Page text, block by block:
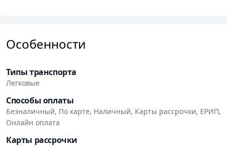
есть в Беларуси
Сократить время, которое люди тратят на покупку
честных консультантов
Организовать доставку по всей стране, чтобы у
всех жителей Беларуси был одинаковый выбор На
сегодняшний день мы сильно приблизились к
достижению поставленных целей:
Почти все шины, которые есть в Минске,
Особенности
Типы транспорта
Легковые
Способы оплаты
Безналичный, По карте, Наличный, Карты рассрочки, ЕРИП,
Онлайн оплата
Карты рассрочки